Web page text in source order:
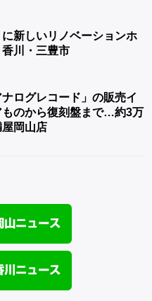
新しいリノベーションホ
川・三豊市
ログレコード」の販売イ
のから復刻盤まで…約3万
岡山店